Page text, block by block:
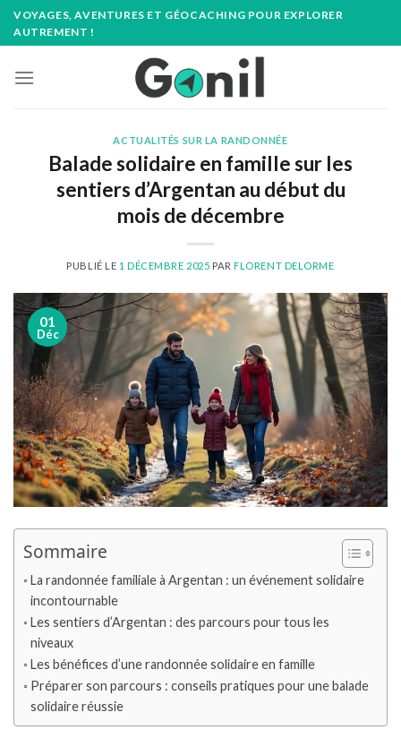
Passer
VOYAGES, AVENTURES ET GÉOCACHING POUR EXPLORER
AUTREMENT !
ACTUALITÉS SUR LA RANDONNÉE
Balade solidaire en famille sur les
sentiers d’Argentan au début du
mois de décembre
PUBLIÉ LE 1 DÉCEMBRE 2025 PARFLORENT DELORME
01
Déc
Sommaire
La randonnée familiale à Argentan : un événement solidaire
incontournable
Les sentiers d’Argentan : des parcours pour tous les
niveaux
Les bénéfices d’une randonnée solidaire en famille
Préparer son parcours : conseils pratiques pour une balade
solidaire réussie